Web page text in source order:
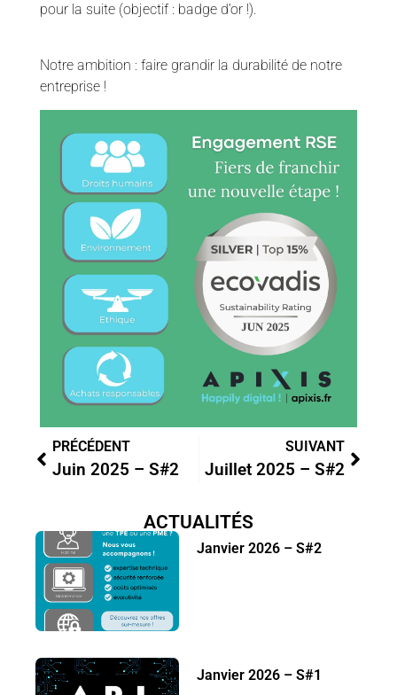
pour la suite (objectif : badge d’or !).
Notre ambition : faire grandir la durabilité de notre
entreprise !
PRÉCÉDENT
Juin 2025 – S#2
SUIVANT
Juillet 2025 – S#2
ACTUALITÉS
Janvier 2026 – S#2
Janvier 2026 – S#1